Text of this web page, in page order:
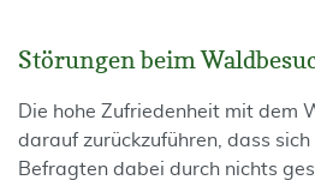
Störungen beim
Die hohe Zufriedenheit mit dem
darauf zurückzuführen, dass
Befragten dabei durch nichts